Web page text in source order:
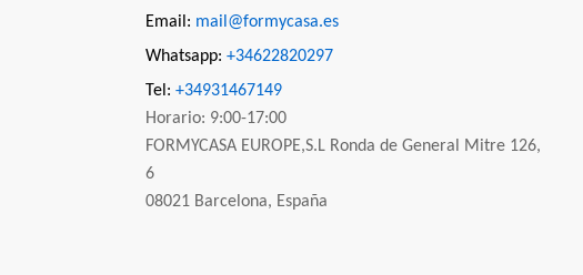
Email: mail@formycasa.es
Whatsapp: +34622820297
Tel: +34931467149
Horario: 9:00-17:00
FORMYCASA EUROPE,S.L Ronda de General Mitre 126,
6
08021 Barcelona, España